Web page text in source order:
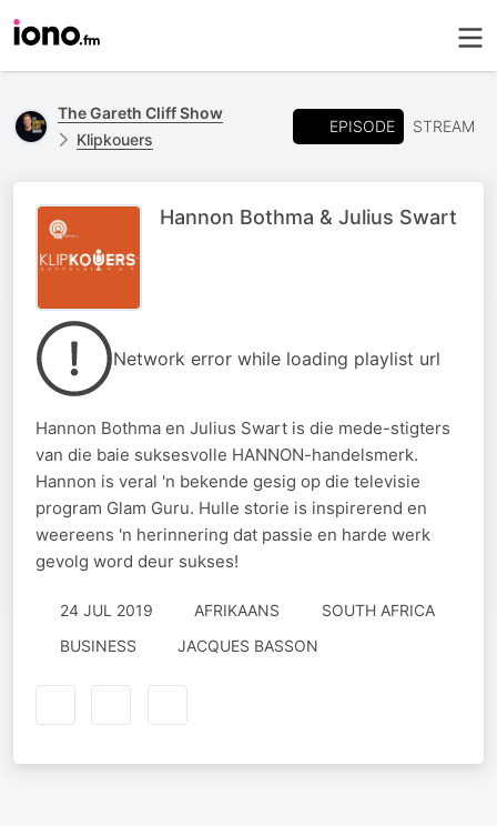
The Gareth Cliff Show
Klipkouers
EPISODE STREAM
Hannon Bothma & Julius Swart
Network error while loading playlist url
Hannon Bothma en Julius Swart is die mede-stigters
van die baie suksesvolle HANNON-handelsmerk.
Hannon is veral 'n bekende gesig op die televisie
program Glam Guru. Hulle storie is inspirerend en
weereens 'n herinnering dat passie en harde werk
gevolg word deur sukses!
24 JUL 2019 AFRIKAANS
SOUTH AFRICA
BUSINESS
JACQUES BASSON